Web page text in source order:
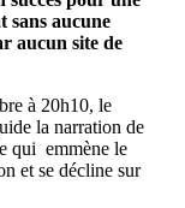
sans aucune
aucun site de
à 20h10, le
la narration de
qui emmène le
et se décline sur